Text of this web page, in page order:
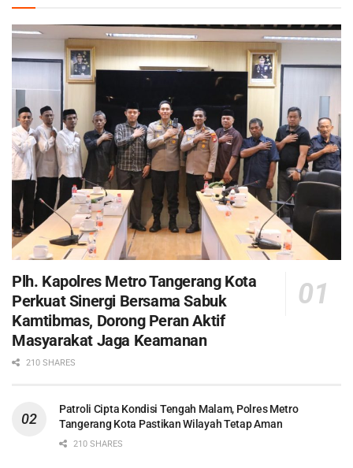
Plh. Kapolres Metro Tangerang Kota
Perkuat Sinergi Bersama Sabuk
Kamtibmas, Dorong Peran Aktif
Masyarakat Jaga Keamanan
210 SHARES
Patroli Cipta Kondisi Tengah Malam, Polres Metro
Tangerang Kota Pastikan Wilayah Tetap Aman
210 SHARES